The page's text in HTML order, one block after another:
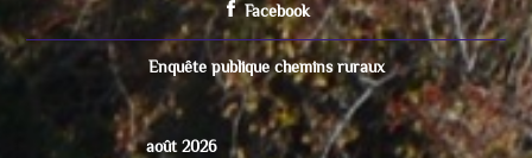
Facebook
Enquête publique chemins ruraux
août 2026